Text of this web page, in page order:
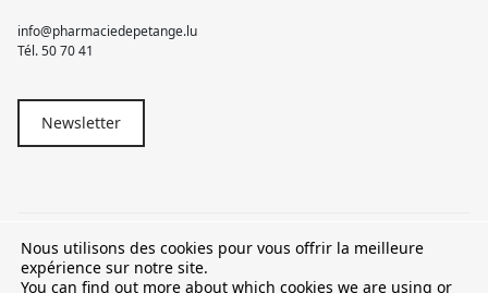
info@pharmaciedepetange.lu
Tél.50 70 41
Newsletter
© 2026 Pharmacie Pétange
Nous utilisons des cookies pour vous offrir la meilleure
expérience sur notre site.
You can find out more about which cookies we are using or